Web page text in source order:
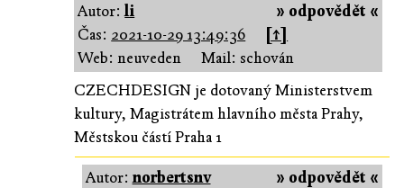
» odpovědět «
Autor:li
Čas: 2021-10-29 13:49:36
[↑]
Web: neuveden
Mail: schován
CZECHDESIGN je dotovaný Ministerstvem
kultury, Magistrátem hlavního města Prahy,
Městskou částí Praha 1
» odpovědět «
Autor:norbertsnv